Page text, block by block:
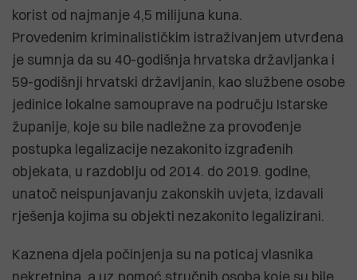
korist od najmanje 4,5 milijuna kuna.
Provedenim kriminalističkim istraživanjem utvrđena
je sumnja da su 40-godišnja hrvatska državljanka i
59-godišnji hrvatski državljanin, kao službene osobe
jedinice lokalne samouprave na području Istarske
županije, koje su bile nadležne za provođenje
postupka legalizacije nezakonito izgrađenih
objekata, u razdoblju od 2014. do 2019. godine,
unatoč neispunjavanju zakonskih uvjeta, izdavali
rješenja kojima su objekti nezakonito legalizirani.
Kaznena djela počinjenja su na poticaj vlasnika
nekretnina, a uz pomoć stručnih osoba koje su bile